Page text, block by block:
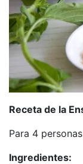
Receta de la
Para 4 personas
Ingredientes: